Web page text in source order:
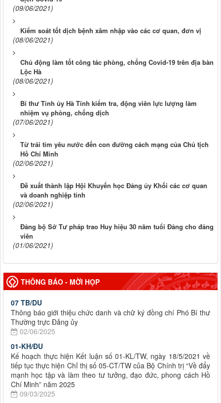
(09/06/2021)
Kiểm soát tốt dịch bệnh xâm nhập vào các cơ quan, đơn vị
(08/06/2021)
Chủ động làm tốt công tác phòng, chống Covid-19 trên địa bàn
Lộc Hà
(08/06/2021)
Bí thư Tỉnh ủy Hà Tĩnh kiểm tra, động viên lực lượng làm
nhiệm vụ phòng, chống dịch
(07/06/2021)
Từ trái tim yêu nước đến con đường cách mạng của Chủ tịch
Hồ Chí Minh
(02/06/2021)
Đề xuất thành lập Hội Khuyến học Đảng ủy Khối các cơ quan
và doanh nghiệp tỉnh
(02/06/2021)
Đảng bộ Sở Tư pháp trao Huy hiệu 30 năm tuổi Đảng cho đảng
viên
(01/06/2021)
THÔNG BÁO - MỜI HỌP
07 TB/DU
Thông báo giới thiệu chức danh và chữ ký đồng chí Phó Bí thư
Thường trực Đảng ủy
02/06/2025
01-KH/ĐU
Kế hoạch thực hiện Kết luận số 01-KL/TW, ngày 18/5/2021 về
tiếp tục thực hiện Chỉ thị số 05-CT/TW của Bộ Chính trị “Về đẩy
mạnh học tập và làm theo tư tưởng, đạo đức, phong cách Hồ
Chí Minh” năm 2025
09/03/2025